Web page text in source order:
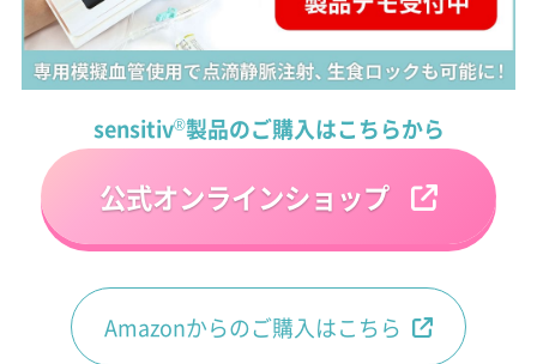
sensitiv®製品のご購入はこちらから
公式オンラインショップ
Amazonからのご購入はこちら